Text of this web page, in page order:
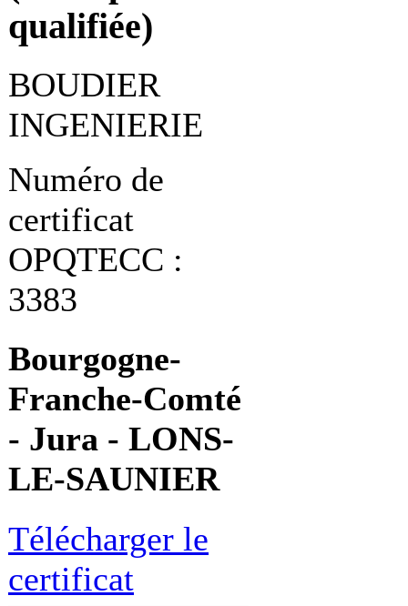
qualifiée)
BOUDIER
INGENIERIE
Numéro de
certificat
OPQTECC :
3383
Bourgogne-
Franche-Comté
- Jura - LONS-
LE-SAUNIER
Télécharger le
certificat